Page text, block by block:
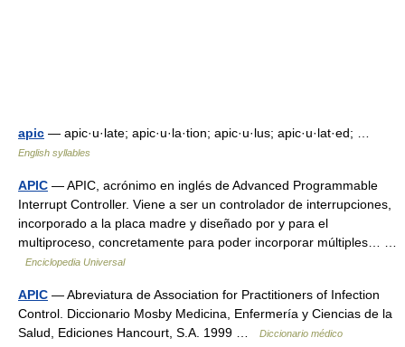
apic — apic·u·late; apic·u·la·tion; apic·u·lus; apic·u·lat·ed; …
English syllables
APIC — APIC, acrónimo en inglés de Advanced Programmable
Interrupt Controller. Viene a ser un controlador de interrupciones,
incorporado a la placa madre y diseñado por y para el
multiproceso, concretamente para poder incorporar múltiples… …
Enciclopedia Universal
APIC — Abreviatura de Association for Practitioners of Infection
Control. Diccionario Mosby Medicina, Enfermería y Ciencias de la
Salud, Ediciones Hancourt, S.A. 1999 …
Diccionario médico